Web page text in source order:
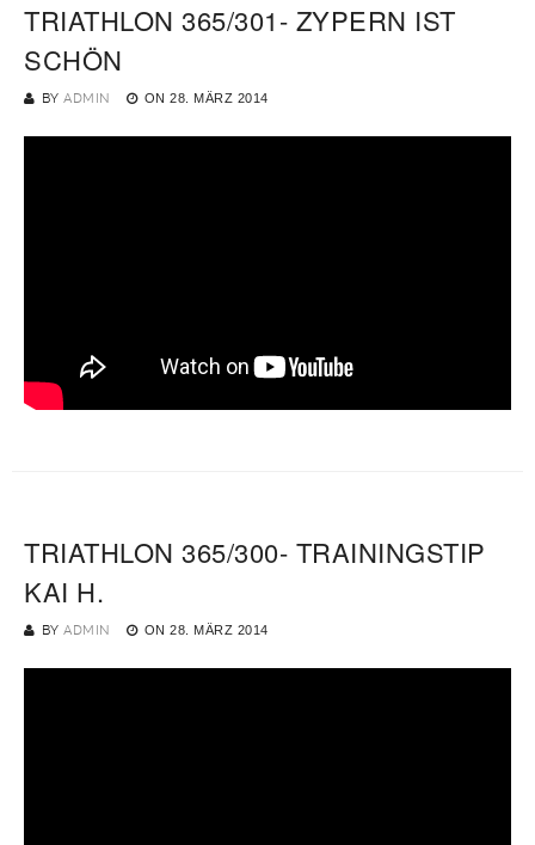
TRIATHLON 365/301- ZYPERN IST
SCHÖN
BY ADMIN ON 28. MÄRZ 2014
TRIATHLON 365/300- TRAININGSTIP
KAI H.
BY ADMIN ON 28. MÄRZ 2014